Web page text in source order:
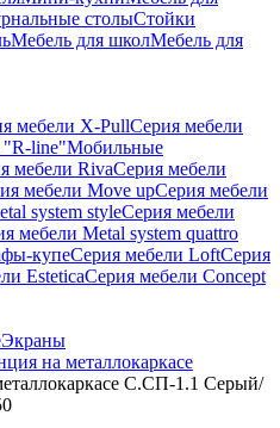
столыСтойки
Мебель для школМебель для
мебели X-PullСерия мебели
"R-line"Мобильные
мебели RivaСерия мебели
мебели Move upСерия мебели
system styleСерия мебели
мебели Metal system quattro
купеСерия мебели LoftСерия
EsteticaСерия мебели Concept
Экраны
на металлокаркасе
С.СП-1.1 Серый/